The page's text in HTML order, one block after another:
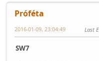
Próféta
2016-01-09, 23:04:49 Last
SW7